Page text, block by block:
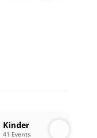
Kinder
41 Events